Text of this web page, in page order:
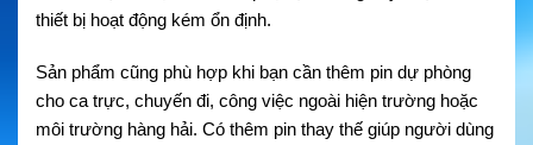
thiết bị hoạt động kém ổn định.
Sản phẩm cũng phù hợp khi bạn cần thêm pin dự phòng
cho ca trực, chuyến đi, công việc ngoài hiện trường hoặc
môi trường hàng hải. Có thêm pin thay thế giúp người dùng